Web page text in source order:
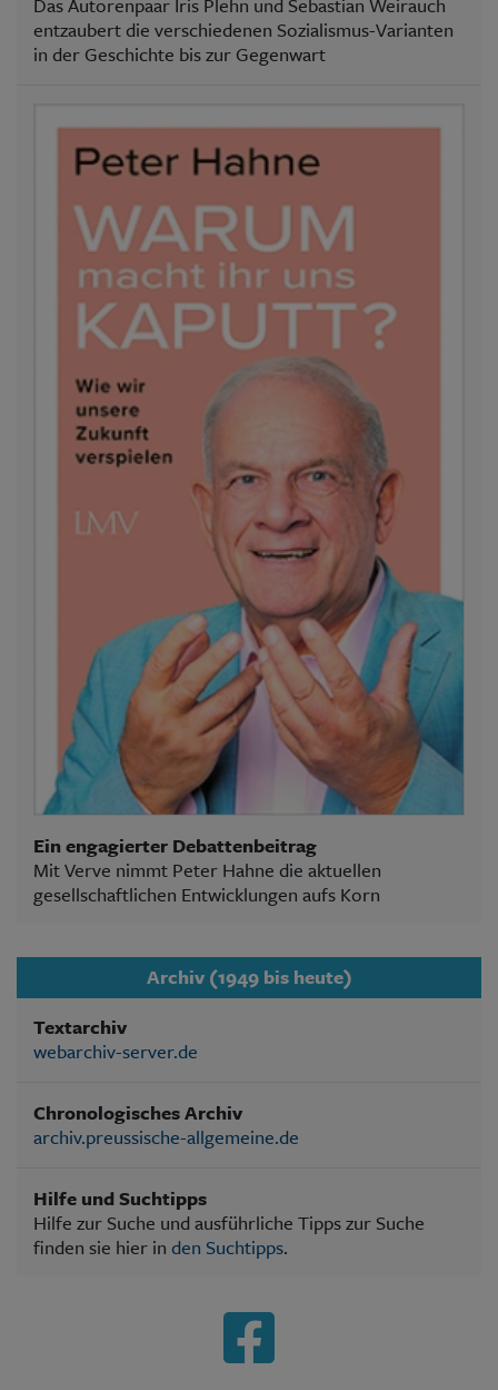
entzaubert die verschiedenen Sozialismus-Varianten
in der Geschichte bis zur Gegenwart
Ein engagierter Debattenbeitrag
Mit Verve nimmt Peter Hahne die aktuellen
gesellschaftlichen Entwicklungen aufs Korn
Archiv (1949 bis heute)
Textarchiv
webarchiv-server.de
Chronologisches Archiv
archiv.preussische-allgemeine.de
Hilfe und Suchtipps
Hilfe zur Suche und ausführliche Tipps zur Suche
finden sie hier in den Suchtipps.